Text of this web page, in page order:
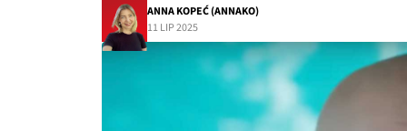
ANNA KOPEĆ (ANNAKO)
11 LIP 2025